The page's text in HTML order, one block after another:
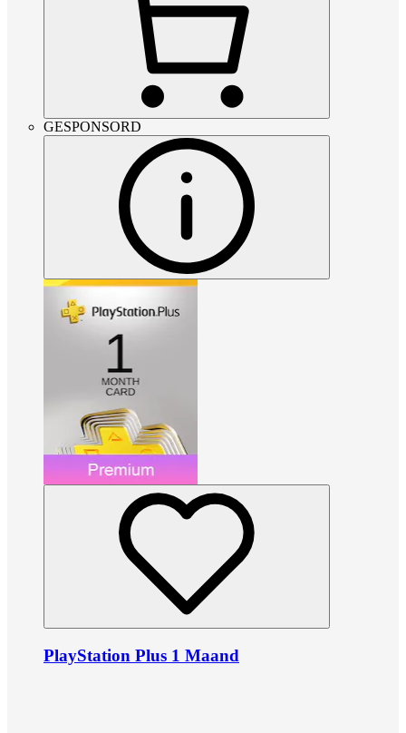
GESPONSORD
PlayStation Plus 1 Maand